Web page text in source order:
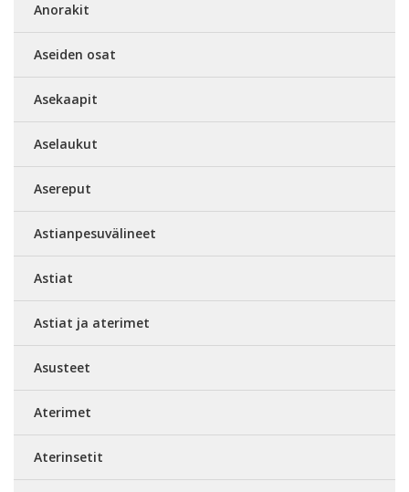
Anorakit
Aseiden osat
Asekaapit
Aselaukut
Asereput
Astianpesuvälineet
Astiat
Astiat ja aterimet
Asusteet
Aterimet
Aterinsetit